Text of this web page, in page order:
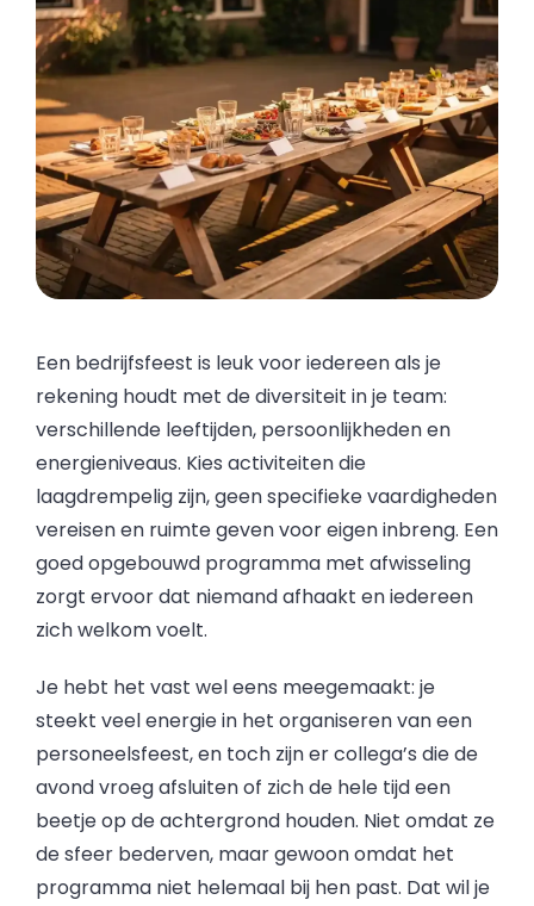
Een bedrijfsfeest is leuk voor iedereen als je
rekening houdt met de diversiteit in je team:
verschillende leeftijden, persoonlijkheden en
energieniveaus. Kies activiteiten die
laagdrempelig zijn, geen specifieke vaardigheden
vereisen en ruimte geven voor eigen inbreng. Een
goed opgebouwd programma met afwisseling
zorgt ervoor dat niemand afhaakt en iedereen
zich welkom voelt.
Je hebt het vast wel eens meegemaakt: je
steekt veel energie in het organiseren van een
personeelsfeest, en toch zijn er collega’s die de
avond vroeg afsluiten of zich de hele tijd een
beetje op de achtergrond houden. Niet omdat ze
de sfeer bederven, maar gewoon omdat het
programma niet helemaal bij hen past. Dat wil je